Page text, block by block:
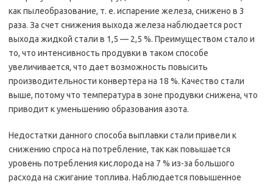
как пылеобразование, т. е. испарение железа, снижено в 3
раза. За счет снижения выхода железа наблюдается рост
выхода жидкой стали в 1,5 — 2,5 %. Преимуществом стало и
то, что интенсивность продувки в таком способе
увеличивается, что дает возможность повысить
производительности конвертера на 18 %. Качество стали
выше, потому что температура в зоне продувки снижена, что
приводит к уменьшению образования азота.
Недостатки данного способа выплавки стали привели к
снижению спроса на потребление, так как повышается
уровень потребления кислорода на 7 % из-за большого
расхода на сжигание топлива. Наблюдается повышенное